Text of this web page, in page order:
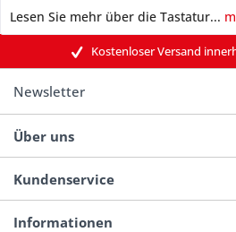
Lesen Sie mehr über die Tastatur...
Kostenloser Versand
Newsletter
Über uns
Kundenservice
Informationen